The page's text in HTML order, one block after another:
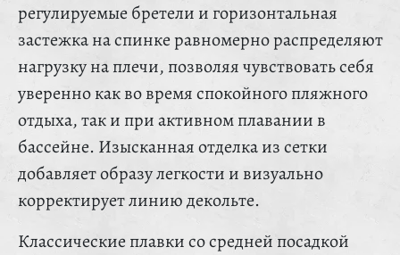
регулируемые бретели и горизонтальная
застежка на спинке равномерно распределяют
нагрузку на плечи, позволяя чувствовать себя
уверенно как во время спокойного пляжного
отдыха, так и при активном плавании в
бассейне. Изысканная отделка из сетки
добавляет образу легкости и визуально
корректирует линию декольте.
Классические плавки со средней посадкой